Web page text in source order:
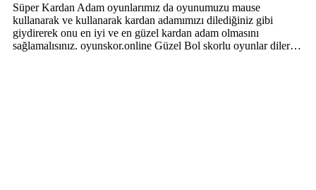
Süper Kardan Adam oyunlarımız da oyunumuzu mause
kullanarak ve kullanarak kardan adamımızı dilediğiniz gibi
giydirerek onu en iyi ve en güzel kardan adam olmasını
sağlamalısınız. oyunskor.online Güzel Bol skorlu oyunlar diler…